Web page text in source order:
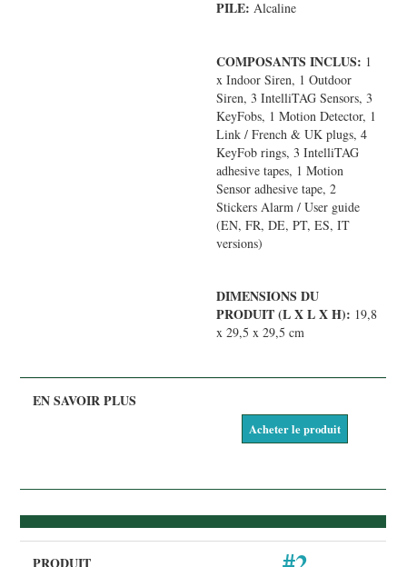
PILE: Alcaline
COMPOSANTS INCLUS: 1
x Indoor Siren, 1 Outdoor
Siren, 3 IntelliTAG Sensors, 3
KeyFobs, 1 Motion Detector, 1
Link / French & UK plugs, 4
KeyFob rings, 3 IntelliTAG
adhesive tapes, 1 Motion
Sensor adhesive tape, 2
Stickers Alarm / User guide
(EN, FR, DE, PT, ES, IT
versions)
DIMENSIONS DU
PRODUIT (L X L X H): 19,8
x 29,5 x 29,5 cm
Acheter le produit